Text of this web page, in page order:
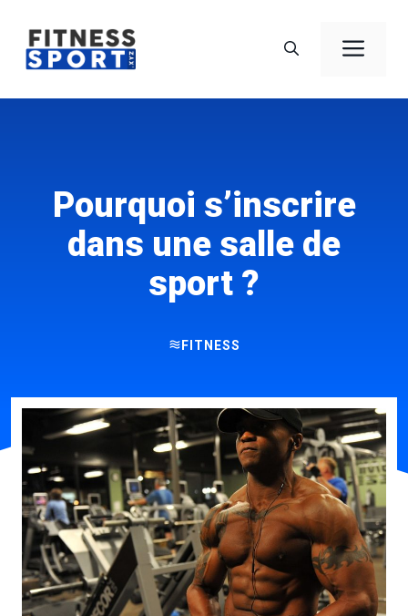
contenu
Pourquoi s’inscrire
dans une salle de
sport ?
FITNESS